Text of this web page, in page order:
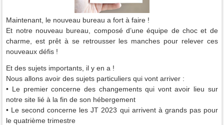
Maintenant, le nouveau bureau a fort à faire !
Et notre nouveau bureau, composé d’une équipe de choc et de
charme, est prêt à se retrousser les manches pour relever ces
nouveaux défis !
Et des sujets importants, il y en a !
Nous allons avoir des sujets particuliers qui vont arriver :
• Le premier concerne des changements qui vont avoir lieu sur
notre site lié à la fin de son hébergement
• Le second concerne les JT 2023 qui arrivent à grands pas pour
le quatrième trimestre